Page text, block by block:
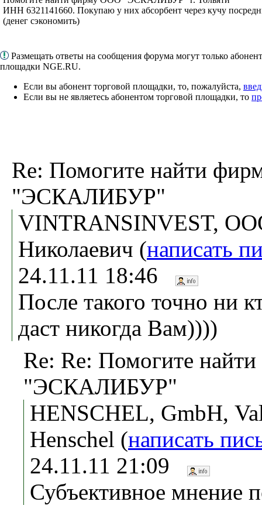
ИНН 6321141660. Покупаю у них абсорбент через кучу
(денег сэкономить)
Размещать ответы на сообщения форума могут только
площадки NGE.RU.
Если вы абонент торговой площадки, то, пожалуйста,
Если вы не являетесь абонентом торговой площадки, то
Re: Помогите найти
"ЭСКАЛИБУР"
VINTRANSINVEST,
Николаевич (написать
24.11.11 18:46
После такого точно ни
даст никогда Вам))))
Re: Re: Помогите
"ЭСКАЛИБУР"
HENSCHEL, GmbH,
Henschel (написать
24.11.11 21:09
Субъективное мнение